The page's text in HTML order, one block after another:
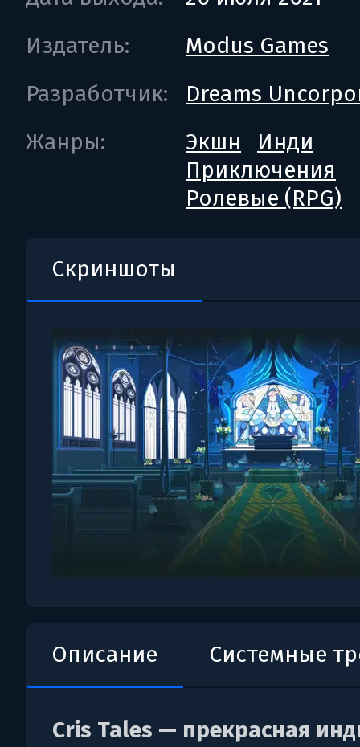
Издатель:
Modus Games
Разработчик:
Dreams
Жанры:
Экшн
Инди
Приключения
Ролевые (RPG)
Скриншоты
Описание Системные
Cris Tales — прекрасная